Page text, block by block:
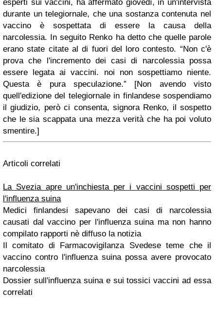
esperti sui vaccini, ha affermato giovedì, in un'intervista
durante un telegiornale, che una sostanza contenuta nel
vaccino è sospettata di essere la causa della
narcolessia. In seguito Renko ha detto che quelle parole
erano state citate al di fuori del loro contesto. “Non c'è
prova che l'incremento dei casi di narcolessia possa
essere legata ai vaccini. noi non sospettiamo niente.
Questa è pura speculazione.” [Non avendo visto
quell'edizione del telegiornale in finlandese sospendiamo
il giudizio, però ci consenta, signora Renko, il sospetto
che le sia scappata una mezza verità che ha poi voluto
smentire.]
Articoli correlati
La Svezia apre un'inchiesta per i vaccini sospetti per
l'influenza suina
Medici finlandesi sapevano dei casi di narcolessia
causati dal vaccino per l'influenza suina ma non hanno
compilato rapporti nè diffuso la notizia
Il comitato di Farmacovigilanza Svedese teme che il
vaccino contro l'influenza suina possa avere provocato
narcolessia
Dossier sull'influenza suina e sui tossici vaccini ad essa
correlati